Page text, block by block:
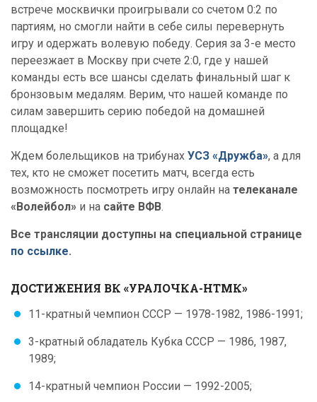
встрече москвички проигрывали со счетом 0:2 по
партиям, но смогли найти в себе силы перевернуть
игру и одержать волевую победу. Серия за 3-е место
переезжает в Москву при счете 2:0, где у нашей
команды есть все шансы сделать финальный шаг к
бронзовым медалям. Верим, что нашей команде по
силам завершить серию победой на домашней
площадке!
Ждем болельщиков на трибунах УСЗ «Дружба», а для
тех, кто не сможет посетить матч, всегда есть
возможность посмотреть игру онлайн на телеканале
«Волейбол» и на сайте ВФВ.
Все трансляции доступны на специальной странице
по ссылке.
ДОСТИЖЕНИЯ ВК «УРАЛОЧКА-НТМК»
11-кратный чемпион СССР — 1978-1982, 1986-1991;
3-кратный обладатель Кубка СССР — 1986, 1987,
1989;
14-кратный чемпион России — 1992-2005;